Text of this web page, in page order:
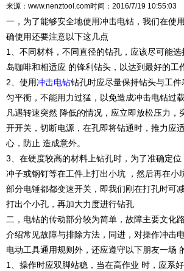
来源：www.nenztool.com时间：2016/7/19 10:55:03
一，为了能够安全地使用冲击电钻，我们在使
确使用还要注意以下这几点
1、不同材料，不同直径的钻孔，应该尽可能
岛咖啡和相适应 的锋利钻头，以达到最好的工
2、使用冲击电钻钻孔时应尽量保持钻头与工
匀平衡，不能用力过猛，以免造成冲击电钻过
凡遇转速突然 降低的情况，应立即放松压力，
开开关，切断电源，在孔即将钻通时，推力应
心，防止 造成意外。
3、在硬度较高的材料上钻孔时，为了准确定
冲子或钢钉等在工件上打出小坑 ，然后再在小
部分电锤都都变速开关，即我们刚在打孔时可
打出个小孔，再加大力度进行钻孔
二，电钻的传动部分较为简单，故障主要文化
介绍常见故障与排除方法，同进，对操作冲击
电动工具通用规则外，还应遵守以下朋友一场
1、操作时应双脚站稳，当在高作业 时，应系